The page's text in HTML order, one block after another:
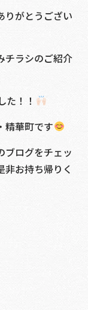
りがとうござい
チラシのご紹介
た！！
精華町です
ブログをチェッ
お持ち帰りく